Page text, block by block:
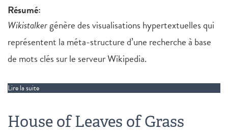
Résumé:
Wikistalkergénère des visualisations hypertextuelles qui
représentent la méta-structure d’une recherche à base
de mots clés sur le serveur Wikipedia.
Lire la suite
House of Leaves of Grass